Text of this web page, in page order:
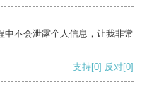
中不会泄露个人信息，让我非常
支持[0] 反对[0]